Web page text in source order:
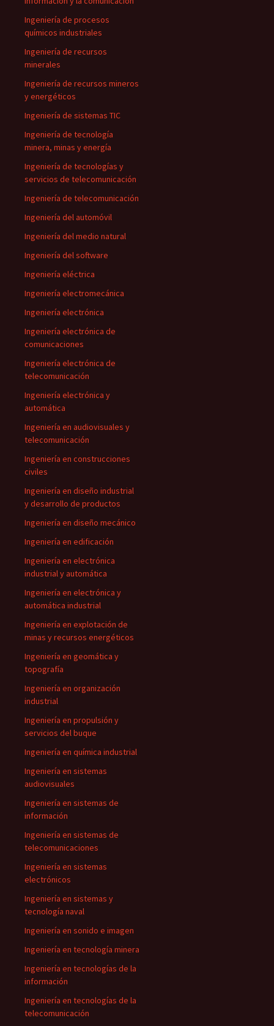
Ingeniería de procesos
químicos industriales
Ingeniería de recursos
minerales
Ingeniería de recursos mineros
y energéticos
Ingeniería de sistemas TIC
Ingeniería de tecnología
minera, minas y energía
Ingeniería de tecnologías y
servicios de telecomunicación
Ingeniería de telecomunicación
Ingeniería del automóvil
Ingeniería del medio natural
Ingeniería del software
Ingeniería eléctrica
Ingeniería electromecánica
Ingeniería electrónica
Ingeniería electrónica de
comunicaciones
Ingeniería electrónica de
telecomunicación
Ingeniería electrónica y
automática
Ingeniería en audiovisuales y
telecomunicación
Ingeniería en construcciones
civiles
Ingeniería en diseño industrial
y desarrollo de productos
Ingeniería en diseño mecánico
Ingeniería en edificación
Ingeniería en electrónica
industrial y automática
Ingeniería en electrónica y
automática industrial
Ingeniería en explotación de
minas y recursos energéticos
Ingeniería en geomática y
topografía
Ingeniería en organización
industrial
Ingeniería en propulsión y
servicios del buque
Ingeniería en química industrial
Ingeniería en sistemas
audiovisuales
Ingeniería en sistemas de
información
Ingeniería en sistemas de
telecomunicaciones
Ingeniería en sistemas
electrónicos
Ingeniería en sistemas y
tecnología naval
Ingeniería en sonido e imagen
Ingeniería en tecnología minera
Ingeniería en tecnologías de la
información
Ingeniería en tecnologías de la
telecomunicación